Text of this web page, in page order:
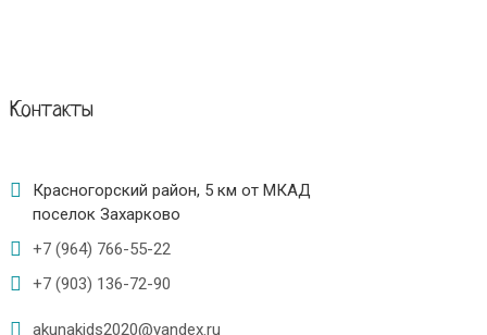
Контакты
Красногорский район, 5 км от МКАД
поселок Захарково
+7 (964) 766-55-22
+7 (903) 136-72-90
akunakids2020@yandex.ru